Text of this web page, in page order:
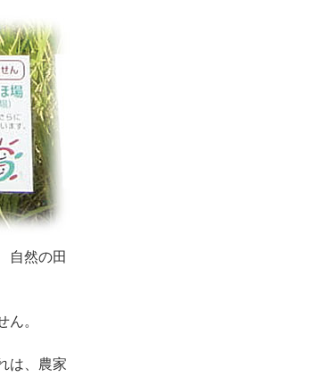
自然の田
。
は、農家